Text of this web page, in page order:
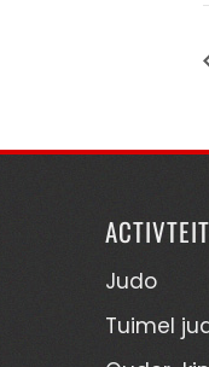
Judo
Tuimel